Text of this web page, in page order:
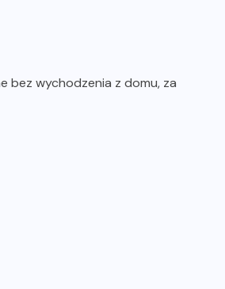
bez wychodzenia z domu, za